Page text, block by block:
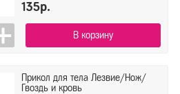
135р.
В корзину
Прикол для тела Лезвие/Нож/
Гвоздь и кровь